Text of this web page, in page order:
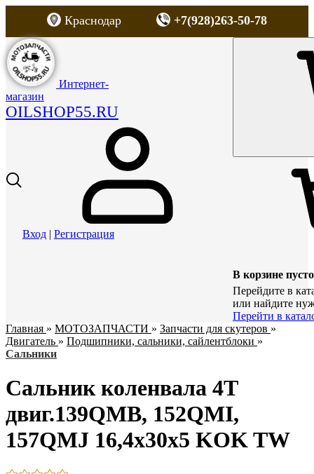
Краснодар +7(928)263-50-78
Интернет-
магазин
OILSHOP55.RU
Вход | Регистрация
В корзине пусто
Перейдите в
или найдите
Перейти в
Главная » МОТОЗАПЧАСТИ » Запчасти для скутеров »
Двигатель » Подшипники, сальники, сайлентблоки »
Сальники
Сальник коленвала 4T
двиг.139QMB, 152QMI,
157QMJ 16,4x30x5 KOK TW